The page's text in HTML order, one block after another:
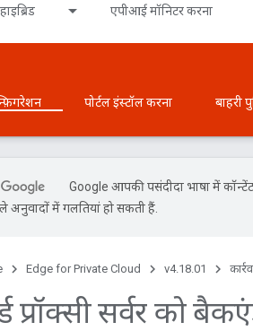
हाइब्रिड एपीआई मॉनिटर करना
पोर्टल इंस्टॉल करना बाहरी
Google आपकी पसंदीदा भाषा में
अनुवादों में गलतियां हो सकती हैं.
Edge for Private Cloud v4.18.01
प्रॉक्सी सर्वर को